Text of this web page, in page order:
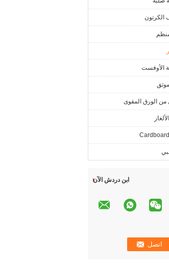
الكرتون
الأوفست
من الورق المقوى
ابن دردش الآن